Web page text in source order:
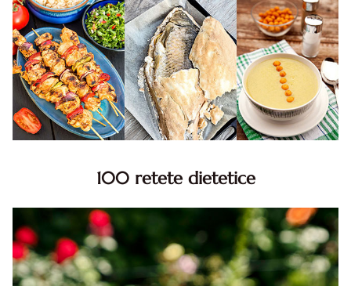
100 retete dietetice
dietetice. Idei retete dietetice. 100 Retete mancare
pentru dieta.